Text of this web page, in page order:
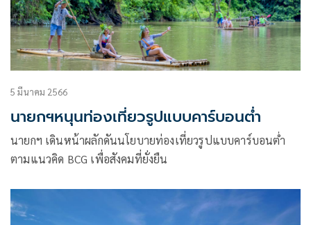
5 มีนาคม 2566
นายกฯหนุนท่องเที่ยวรูปแบบคาร์บอนต่ำ
นายกฯ เดินหน้าผลักดันนโยบายท่องเที่ยวรูปแบบคาร์บอนต่ำ
ตามแนวคิด BCG เพื่อสังคมที่ยั่งยืน